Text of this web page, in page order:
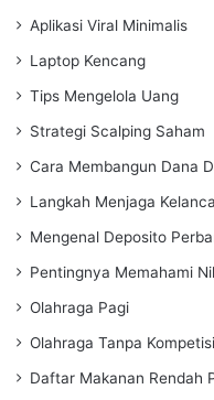
Aplikasi Viral Minimalis
Laptop Kencang
Tips Mengelola Uang
Strategi Scalping Saham
Cara Membangun Dana
Langkah Menjaga
Mengenal Deposito
Pentingnya Memahami
Olahraga Pagi
Olahraga Tanpa Kompetisi
Daftar Makanan Rendah